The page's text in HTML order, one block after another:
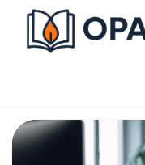
content